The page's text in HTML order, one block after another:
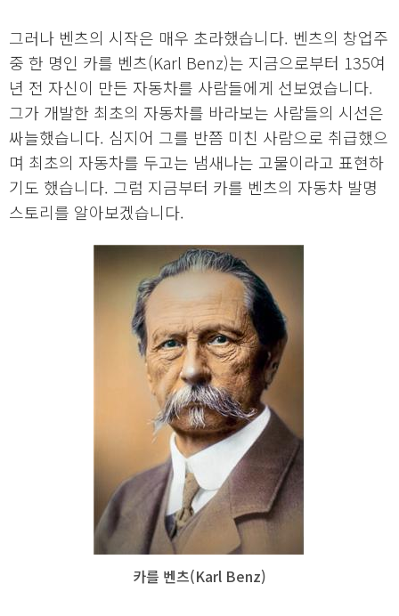
그러나 벤츠의 시작은 매우 초라했습니다. 벤츠의 창업주
중 한 명인 카를 벤츠(Karl Benz)는 지금으로부터 135여
년 전 자신이 만든 자동차를 사람들에게 선보였습니다.
그가 개발한 최초의 자동차를 바라보는 사람들의 시선은
싸늘했습니다. 심지어 그를 반쯤 미친 사람으로 취급했으
며 최초의 자동차를 두고는 냄새나는 고물이라고 표현하
기도 했습니다. 그럼 지금부터 카를 벤츠의 자동차 발명
스토리를 알아보겠습니다.
카를 벤츠(Karl Benz)